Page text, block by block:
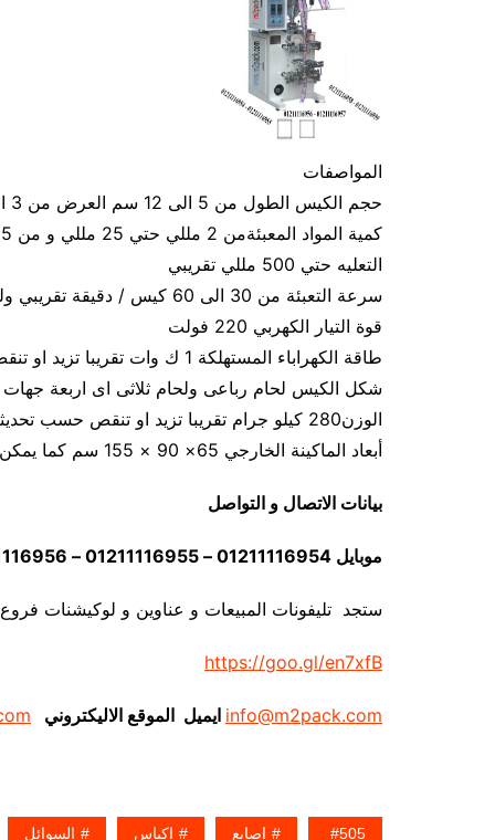
المواصفات
حجم الكيس الطول من 5 الى 12 سم العرض من 3 الى 9 سم تقريبي و يمكن التعديل في الطول و العرض
التعليه حتي 500 مللي تقريبي
سرعة التعبئة من 30 الى 60 كيس / دقيقة تقريبي ولمادة الكيس اعتبار في سرعة التعبئة
قوة التيار الكهربي 220 فولت
طاقة الكهراباء المستهلكة 1 ك وات تقريبا تزيد او تنقص حسب تحديثات الماكينة
شكل الكيس لحام رباعى ولحام ثلاثى اى اربعة
الوزن280 كيلو جرام تقريبا تزيد او تنقص حسب تحديثات الماكينة
أبعاد الماكينة الخارجي 65× 90 × 155 سم كما يمكن فك الماكينة و تركيبها في اي مكان
بيانات الاتصال و التواصل
موبايل 01211116954 – 01211116955 – 01211116956 – 01211116957 – 01211116958
ستجد تليفونات المبيعات و عناوين و لوكيشنات
https://goo.gl/en7xfB
info@m2pack.com ايميل الموقع الاليكتروني
505 اصابع اكياس السوائل